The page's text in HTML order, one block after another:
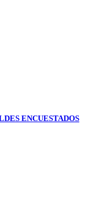
ENCUESTADOS